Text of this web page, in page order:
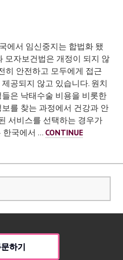
에서 임신중지는 합법화 됐
모자보건법은 개정이 되지 않
히 안전하고 모두에게 접근
공되지 않고 있습니다. 원치
은 낙태수술 비용을 비롯한
를 찾는 과정에서 건강과 안
서비스를 선택하는 경우가
한국에서 … CONTINUE
하기